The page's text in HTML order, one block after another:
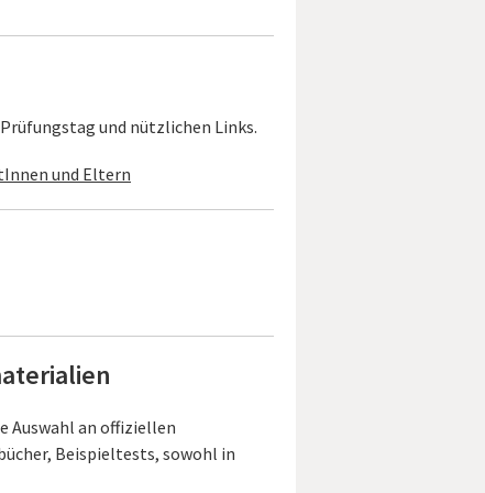
und nützlichen Links.
und Eltern
Auswahl an offiziellen
Beispieltests, sowohl in